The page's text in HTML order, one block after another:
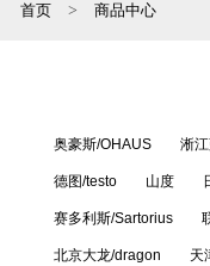
首页 > 商品中心
奥豪斯/OHAUS 淅
德图/testo 山度
赛多利斯/Sartorius
北京大龙/dragon 天